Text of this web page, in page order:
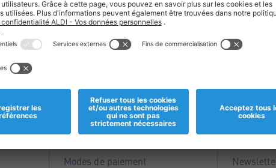
aucune de nos offres.
Informations
Magasins
Modes de paiement
Points